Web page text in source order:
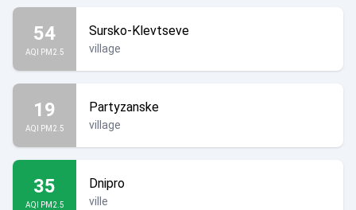
54
AQI PM2.5
Sursko-Klevtseve
village
19
AQI PM2.5
Partyzanske
village
35
AQI PM2.5
Dnipro
ville